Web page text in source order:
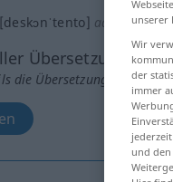
[deskɔnˈtento] adj
Übersetzungen
die Übersetzung
unserer
Wir
der
immer
und